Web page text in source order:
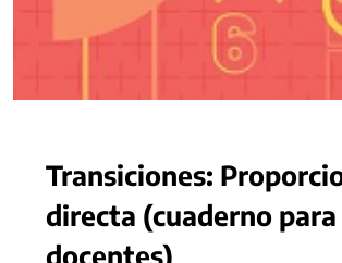
Transiciones:
directa (cuaderno para
docentes)